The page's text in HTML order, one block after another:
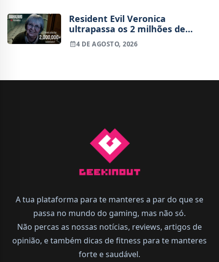
Resident Evil Veronica
ultrapassa os 2 milhões de
wishlists
4 DE AGOSTO, 2026
A tua plataforma para te manteres a par do que se
passa no mundo do gaming, mas não só.
Não percas as nossas notícias, reviews, artigos de
opinião, e também dicas de fitness para te manteres
forte e saudável.